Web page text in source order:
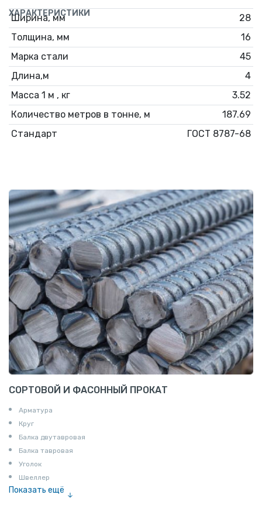
ХАРАКТЕРИСТИКИ
Ширина, мм
28
Толщина, мм
16
Марка стали
45
Длина,м
4
Масса 1 м , кг
3.52
Количество метров в тонне, м
187.69
Стандарт
ГОСТ 8787-68
СОРТОВОЙ И ФАСОННЫЙ ПРОКАТ
Арматура
Круг
Балка двутавровая
Балка тавровая
Уголок
Швеллер
Показать ещё